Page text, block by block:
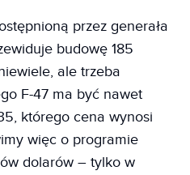
przez generała
budowę 185
ale trzeba
F-47 ma być nawet
którego cena wynosi
więc o programie
dolarów – tylko w